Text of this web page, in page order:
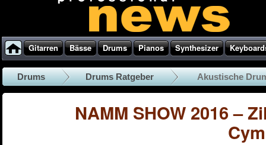
Gitarren Bässe Drums Pianos Synthesizer
Drums Drums Ratgeber Akustische
NAMM SHOW 2016 –